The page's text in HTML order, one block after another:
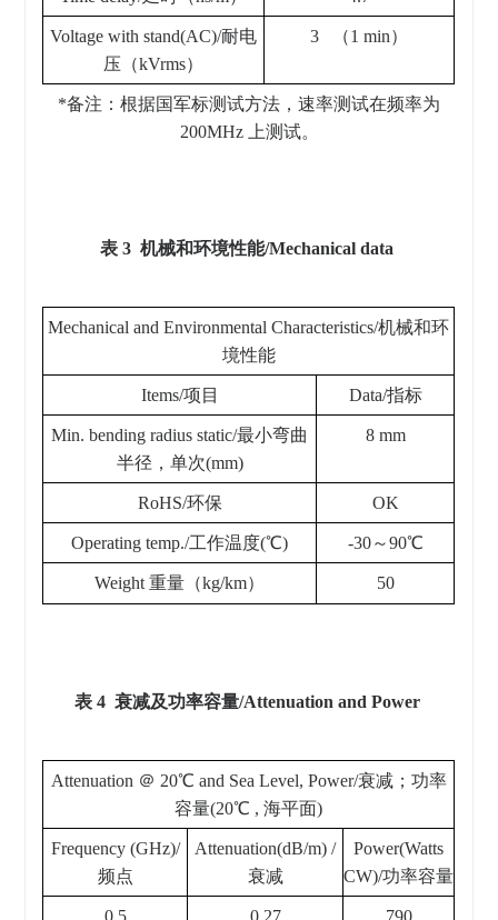
Voltage with stand(AC)/耐电
压（kVrms）
3 （1 min）
*备注：根据国军标测试方法，速率测试在频率为
200MHz 上测试。
表 3 机械和环境性能/Mechanical data
Mechanical and Environmental Characteristics/机械和环
境性能
Items/项目 Data/指标
Min. bending radius static/最小弯曲
半径，单次(mm)
8 mm
RoHS/环保 OK
Operating temp./工作温度(℃) -30～90℃
Weight 重量（kg/km） 50
表 4 衰减及功率容量/Attenuation and Power
Attenuation ＠ 20℃ and Sea Level, Power/衰减；功率
容量(20℃ , 海平面)
Frequency (GHz)/
频点
Attenuation(dB/m) /
衰减
Power(Watts
CW)/功率容量